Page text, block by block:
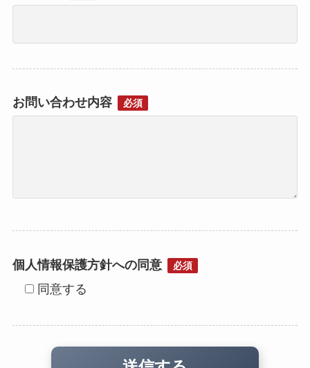
お問い合わせ内容 必須
個人情報保護方針への同意 必須
同意する